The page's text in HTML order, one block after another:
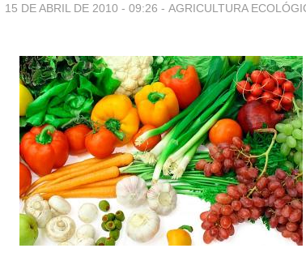
15 DE ABRIL DE 2010 - 09:26 - AGRICULTURA